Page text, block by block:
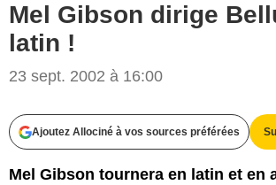
Mel Gibson dirige
latin !
23 sept. 2002 à 16:00
Ajoutez Allociné à vos sources préférées
Mel Gibson tournera en latin et en